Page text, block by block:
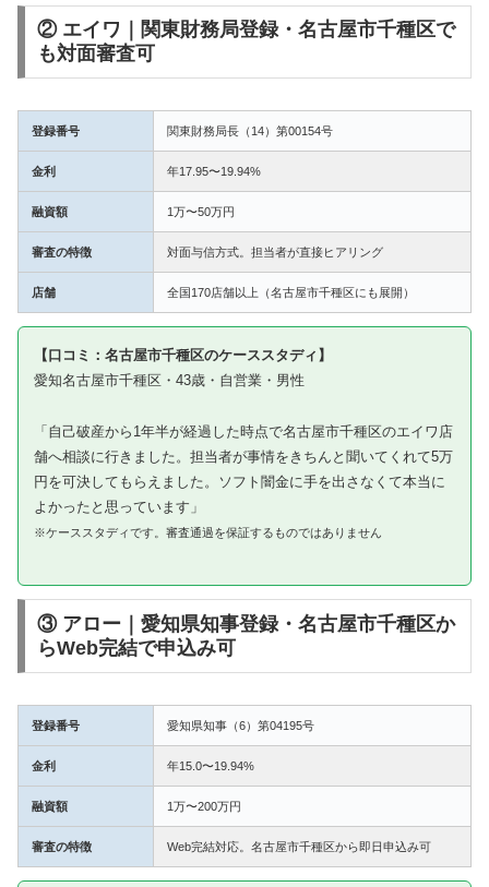
② エイワ｜関東財務局登録・名古屋市千種区で
も対面審査可
登録番号 関東財務局長（14）第00154号
金利 年17.95〜19.94%
融資額 1万〜50万円
審査の特徴 対面与信方式。担当者が直接ヒアリング
店舗 全国170店舗以上（名古屋市千種区にも展開）
【口コミ：名古屋市千種区のケーススタディ】
愛知名古屋市千種区・43歳・自営業・男性
「自己破産から1年半が経過した時点で名古屋市千種区のエイワ店
舗へ相談に行きました。担当者が事情をきちんと聞いてくれて5万
円を可決してもらえました。ソフト闇金に手を出さなくて本当に
よかったと思っています」
※ケーススタディです。審査通過を保証するものではありません
③ アロー｜愛知県知事登録・名古屋市千種区か
らWeb完結で申込み可
登録番号 愛知県知事（6）第04195号
金利 年15.0〜19.94%
融資額 1万〜200万円
審査の特徴 Web完結対応。名古屋市千種区から即日申込み可